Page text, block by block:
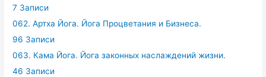
7 Записи
062. Артха Йога. Йога Процветания и Бизнеса.
96 Записи
063. Кама Йога. Йога законных наслаждений жизни.
46 Записи